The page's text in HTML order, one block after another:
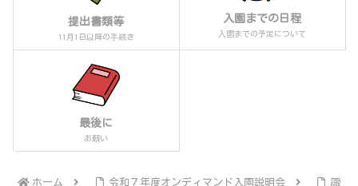
提出書類等
11月1日以降の手続き
入園までの日程
入園までの予定について
最後に
お願い
ホーム 令和７年度オンディマンド入園説明会 諏